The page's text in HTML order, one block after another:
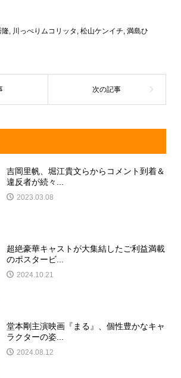
e
o
k
隆, 川っぺりムコリッタ , 松山ケンイチ, 満島ひ
吉岡里帆、堀江貴文らからコメント到着＆
違反者が続々...
2023.03.08
超絶豪華キャストが大集結したご利益満載
のポスタービ...
2024.10.21
堂本剛主演映画『まる』、個性豊かなキャ
ラクターの姿...
2024.08.12